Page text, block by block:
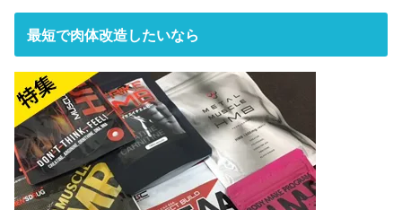
最短で肉体改造したいなら